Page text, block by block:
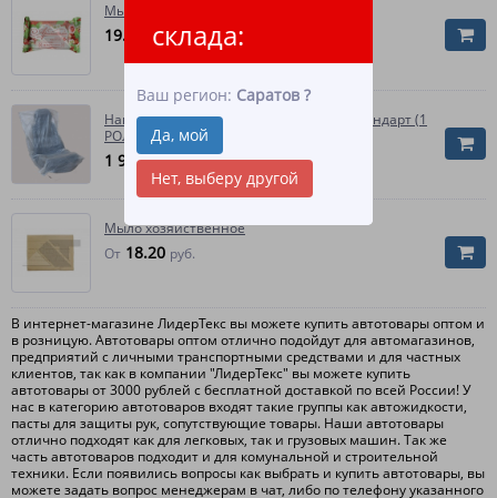
склада:
Ваш регион: Саратов ?
Да, мой
Нет, выберу другой
Мыло туалетное
19.20 руб.
Накидка на автомобильное сиденье Стандарт (1
РОЛИК - 500 ШТУК)
1 962руб.
Мыло хозяйственное
От 18.20 руб.
В интернет-магазине ЛидерТекс вы можете купить автотовары оптом и
в розницую. Автотовары оптом отлично подойдут для автомагазинов,
предприятий с личными транспортными средствами и для частных
клиентов, так как в компании "ЛидерТекс" вы можете купить
автотовары от 3000 рублей с бесплатной доставкой по всей России! У
нас в категорию автотоваров входят такие группы как автожидкости,
пасты для защиты рук, сопутствующие товары. Наши автотовары
отлично подходят как для легковых, так и грузовых машин. Так же
часть автотоваров подходит и для комунальной и строительной
техники. Если появились вопросы как выбрать и купить автотовары, вы
можете задать вопрос менеджерам в чат, либо по телефону указанного